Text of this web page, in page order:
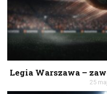
Legia Warszawa –
25